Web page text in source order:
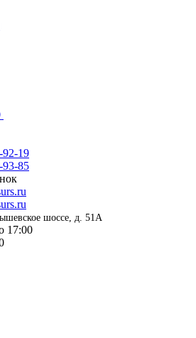
92-19
93-85
шоссе, д. 51А
17:00